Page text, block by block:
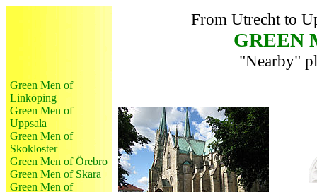
From Utrecht to
GREEN
"Nearby"
Green Men of
Linköping
Green Men of
Uppsala
Green Men of
Skokloster
Green Men of Örebro
Green Men of Skara
Green Men of